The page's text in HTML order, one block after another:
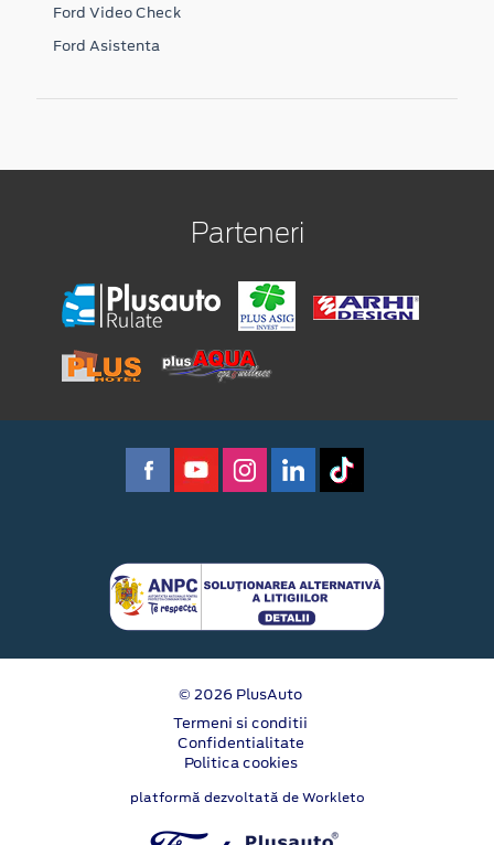
Ford Video Check
Ford Asistenta
Parteneri
© 2026 PlusAuto
Termeni si conditii
Confidentialitate
Politica cookies
platformă dezvoltată de Workleto